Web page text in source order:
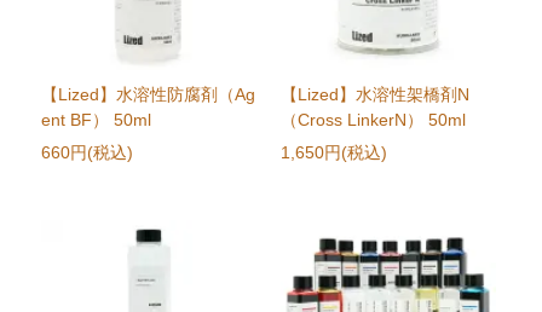
【Lized】水溶性防腐剤（Ag
ent BF） 50ml
660円(税込)
【Lized】水溶性架橋剤N
（Cross LinkerN） 50ml
1,650円(税込)